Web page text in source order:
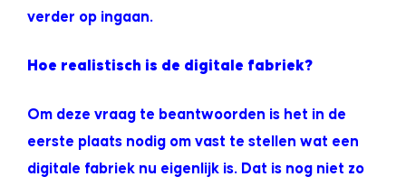
verder op ingaan.
Hoe realistisch is de digitale fabriek?
Om deze vraag te beantwoorden is het in de
eerste plaats nodig om vast te stellen wat een
digitale fabriek nu eigenlijk is. Dat is nog niet zo